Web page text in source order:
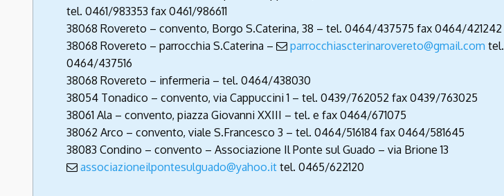
tel. 0461/983353 fax 0461/986611
38068 Rovereto – convento, Borgo S.Caterina, 38 – tel. 0464/437575 fax 0464/421242
38068 Rovereto – parrocchia S.Caterina –
parrocchiascterinarovereto@gmail.com tel.
0464/437516
38068 Rovereto – infermeria – tel. 0464/438030
38054 Tonadico – convento, via Cappuccini 1 – tel. 0439/762052 fax 0439/763025
38061 Ala – convento, piazza Giovanni XXIII – tel. e fax 0464/671075
38062 Arco – convento, viale S.Francesco 3 – tel. 0464/516184 fax 0464/581645
38083 Condino – convento – Associazione Il Ponte sul Guado – via Brione 13
associazioneilpontesulguado@yahoo.it tel. 0465/622120